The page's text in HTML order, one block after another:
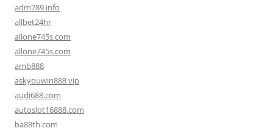
adm789.info
allbet24hr
allone745s.com
allone745s.com
amb888
askyouwin888 vip
audi688.com
autoslot16888.com
ba88th.com